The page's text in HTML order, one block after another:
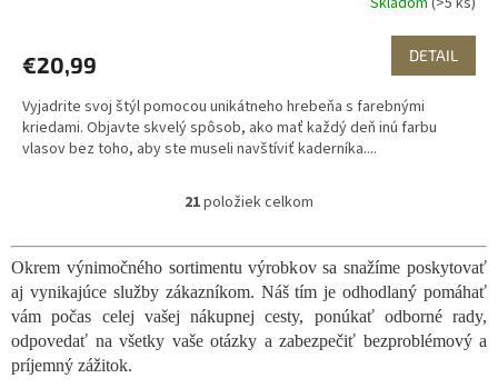
€20,99 DETAIL
Vyjadrite svoj štýl pomocou unikátneho hrebeňa s farebnými
kriedami. Objavte skvelý spôsob, ako mať každý deň inú farbu
vlasov bez toho, aby ste museli navštíviť kaderníka....
O
l
á
d
a
c
21položiek celkom
Okrem výnimočného sortimentu výrobkov sa snažíme poskytovať
aj vynikajúce služby zákazníkom. Náš tím je odhodlaný pomáhať
vám počas celej vašej nákupnej cesty, ponúkať odborné rady,
odpovedať na všetky vaše otázky a zabezpečiť bezproblémový a
príjemný zážitok.